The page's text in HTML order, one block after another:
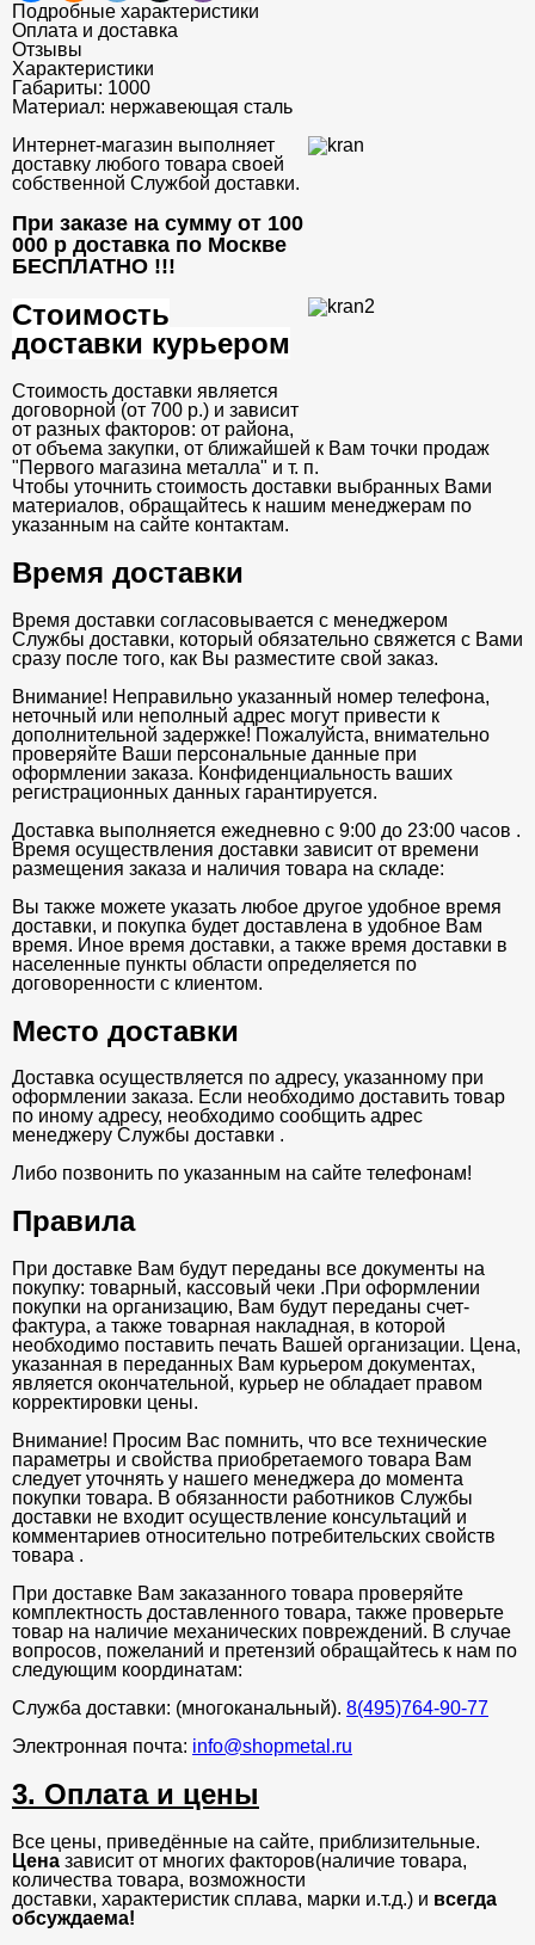
Подробные характеристики
Оплата и доставка
Отзывы
Характеристики
Габариты: 1000
Материал: нержавеющая сталь
Интернет-магазин выполняет
доставку любого товара своей
собственной Службой доставки.
При заказе на сумму от 100
000 р доставка по Москве
БЕСПЛАТНО !!!
Стоимость
доставки курьером
Стоимость доставки является
договорной (от 700 р.) и зависит
от разных факторов: от района,
от объема закупки, от ближайшей к Вам точки продаж
"Первого магазина металла" и т. п.
Чтобы уточнить стоимость доставки выбранных Вами
материалов, обращайтесь к нашим менеджерам по
указанным на сайте контактам.
Время доставки
Время доставки согласовывается с менеджером
Службы доставки, который обязательно свяжется с Вами
сразу после того, как Вы разместите свой заказ.
Внимание! Неправильно указанный номер телефона,
неточный или неполный адрес могут привести к
дополнительной задержке! Пожалуйста, внимательно
проверяйте Ваши персональные данные при
оформлении заказа. Конфиденциальность ваших
регистрационных данных гарантируется.
Доставка выполняется ежедневно с 9:00 до 23:00 часов .
Время осуществления доставки зависит от времени
размещения заказа и наличия товара на складе:
Вы также можете указать любое другое удобное время
доставки, и покупка будет доставлена в удобное Вам
время. Иное время доставки, а также время доставки в
населенные пункты области определяется по
договоренности с клиентом.
Место доставки
Доставка осуществляется по адресу, указанному при
оформлении заказа. Если необходимо доставить товар
по иному адресу, необходимо сообщить адрес
менеджеру Службы доставки .
Либо позвонить по указанным на сайте телефонам!
Правила
При доставке Вам будут переданы все документы на
покупку: товарный, кассовый чеки .При оформлении
покупки на организацию, Вам будут переданы счет-
фактура, а также товарная накладная, в которой
необходимо поставить печать Вашей организации. Цена,
указанная в переданных Вам курьером документах,
является окончательной, курьер не обладает правом
корректировки цены.
Внимание! Просим Вас помнить, что все технические
параметры и свойства приобретаемого товара Вам
следует уточнять у нашего менеджера до момента
покупки товара. В обязанности работников Службы
доставки не входит осуществление консультаций и
комментариев относительно потребительских свойств
товара .
При доставке Вам заказанного товара проверяйте
комплектность доставленного товара, также проверьте
товар на наличие механических повреждений. В случае
вопросов, пожеланий и претензий обращайтесь к нам по
следующим координатам:
Служба доставки: (многоканальный). 8(495)764-90-77
Электронная почта: info@shopmetal.ru
3. Оплата и цены
Все цены, приведённые на сайте, приблизительные.
Цена зависит от многих факторов(наличие товара,
количества товара, возможности
доставки, характеристик сплава, марки и.т.д.) и всегда
обсуждаема!